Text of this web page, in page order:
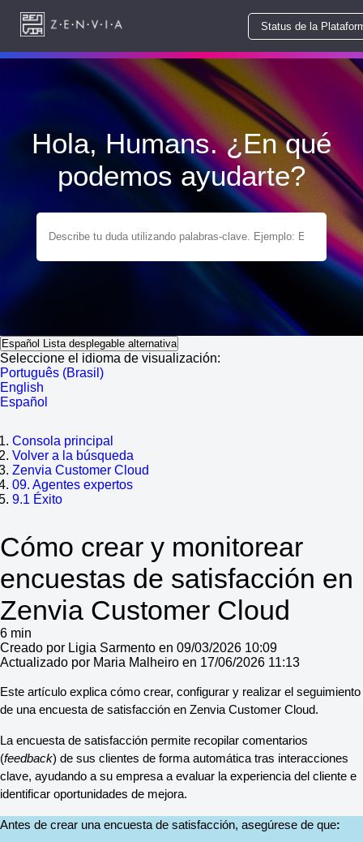
Status de la
Hola, Humans. ¿En qué
podemos ayudarte?
Español Lista desplegable alternativa
Seleccione el idioma de visualización:
Português (Brasil)
English
Español
Consola principal
Volver a la búsqueda
Zenvia Customer Cloud
09. Agentes expertos
9.1 Éxito
Cómo crear y monitorear
encuestas de satisfacción en
Zenvia Customer Cloud
6 min
Creado por Ligia Sarmento en 09/03/2026 10:09
Actualizado por Maria Malheiro en 17/06/2026 11:13
Este artículo explica cómo crear, configurar y realizar el seguimiento
de una encuesta de satisfacción en Zenvia Customer Cloud.
La encuesta de satisfacción permite recopilar comentarios
(feedback) de sus clientes de forma automática tras interacciones
clave, ayudando a su empresa a evaluar la experiencia del cliente e
identificar oportunidades de mejora.
Antes de crear una encuesta de satisfacción, asegúrese de que: